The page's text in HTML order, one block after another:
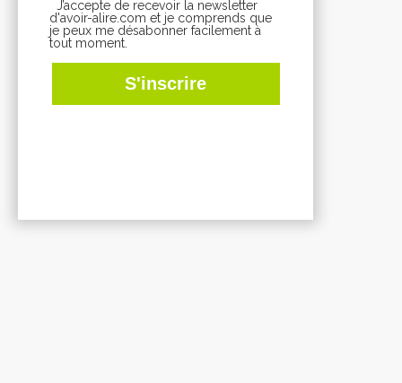
J’accepte de recevoir la newsletter
d'avoir-alire.com et je comprends que
je peux me désabonner facilement à
tout moment.